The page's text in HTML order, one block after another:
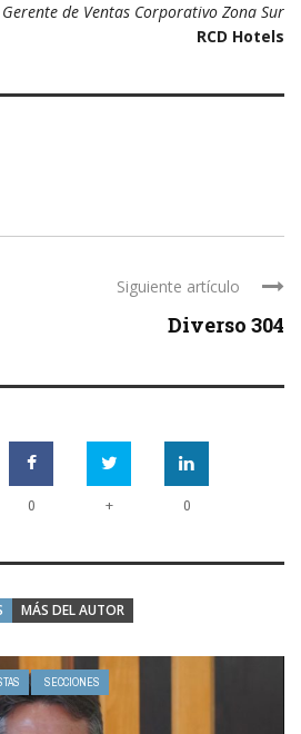
Gerente de Ventas Corporativo Zona Sur
RCD Hotels
Siguiente artículo
Diverso 304
0 + 0
MÁS DEL AUTOR
SECCIONES